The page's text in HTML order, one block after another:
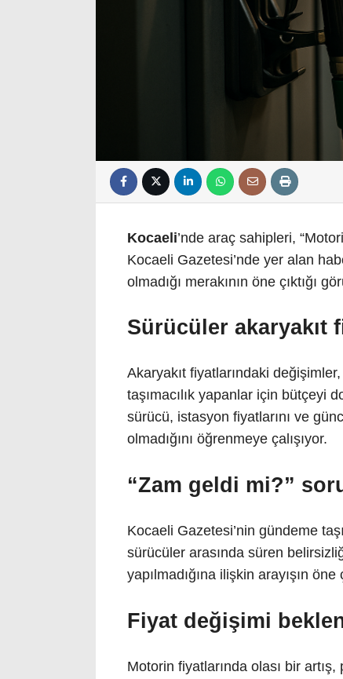
Kocaeli’nde araç sahipleri,
Kocaeli Gazetesi’nde yer alan
olmadığı merakının öne çıktığı
Sürücüler akaryakıt
Akaryakıt fiyatlarındaki
taşımacılık yapanlar için bütçeyi
sürücü, istasyon fiyatlarını ve
olmadığını öğrenmeye çalışıyor.
“Zam geldi mi?”
Kocaeli Gazetesi’nin gündeme
sürücüler arasında süren
yapılmadığına ilişkin arayışın öne
Fiyat değişimi
Motorin fiyatlarında olası bir